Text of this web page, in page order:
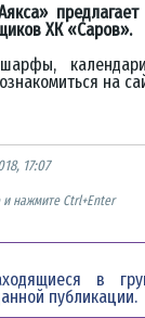
ХК «Саров».
на
17:07
нажмите Ctrl+Enter
в
публикации.